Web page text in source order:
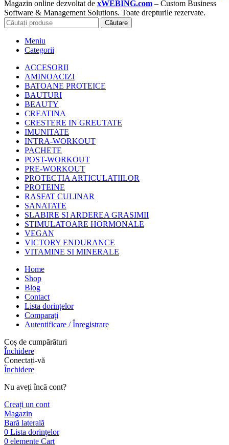
Magazin online dezvoltat de xWEBING.com – Custom Business
Software & Management Solutions. Toate drepturile rezervate.
Căutare
Meniu
Categorii
ACCESORII
AMINOACIZI
BATOANE PROTEICE
BAUTURI
BEAUTY
CREATINA
CRESTERE IN GREUTATE
IMUNITATE
INTRA-WORKOUT
PACHETE
POST-WORKOUT
PRE-WORKOUT
PROTECTIA ARTICULATIILOR
PROTEINE
RASFAT CULINAR
SANATATE
SLABIRE SI ARDEREA GRASIMII
STIMULATOARE HORMONALE
VEGAN
VICTORY ENDURANCE
VITAMINE SI MINERALE
Home
Shop
Blog
Contact
Lista dorințelor
Comparați
Autentificare / Înregistrare
Coș de cumpărături
Închidere
Conectați-vă
Închidere
Nu aveți încă cont?
Creați un cont
Magazin
Bară laterală
0 Lista dorințelor
0 elemente Cart